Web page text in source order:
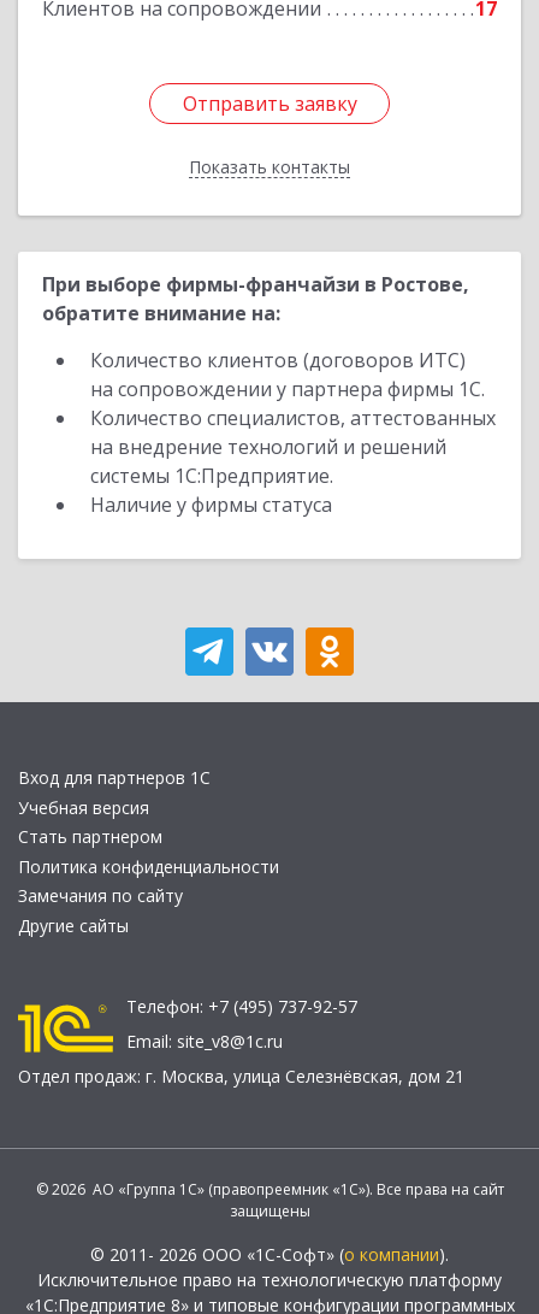
Клиентов на сопровождении 17
Отправить заявку
Показать контакты
Отправить заявку
Назад
При выборе фирмы-франчайзи в Ростове,
обратите внимание на:
Количество клиентов (договоров ИТС)
на сопровождении у партнера фирмы 1С.
Количество специалистов, аттестованных
на внедрение технологий и решений
системы 1С:Предприятие.
Наличие у фирмы статуса
Вход для партнеров 1С
Учебная версия
Стать партнером
Политика конфиденциальности
Замечания по сайту
Другие сайты
Телефон: +7 (495) 737-92-57
Email: site_v8@1c.ru
Отдел продаж: г. Москва, улица Селезнёвская, дом 21
© 2026 АО «Группа 1С» (правопреемник «1С»). Все права на сайт
защищены
© 2011- 2026 ООО «1С-Софт» (о компании).
Исключительное право на технологическую платформу
«1С:Предприятие 8» и типовые конфигурации программных